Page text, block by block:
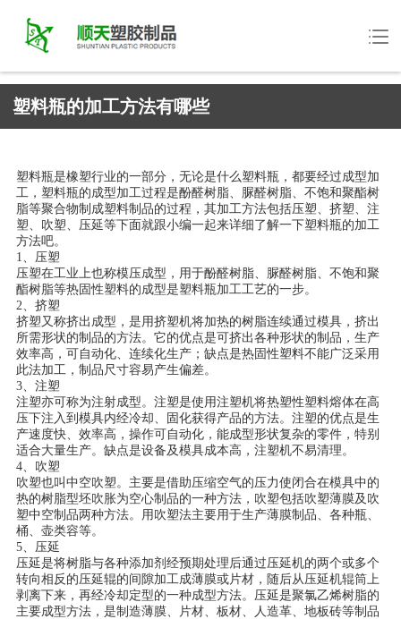
塑料瓶的加工方法有哪些
塑料瓶是橡塑行业的一部分，无论是什么塑料瓶，都要经过成型加
工，塑料瓶的成型加工过程是酚醛树脂、脲醛树脂、不饱和聚酯树
脂等聚合物制成塑料制品的过程，其加工方法包括压塑、挤塑、注
塑、吹塑、压延等下面就跟小编一起来详细了解一下塑料瓶的加工
方法吧。
1、压塑
压塑在工业上也称模压成型，用于酚醛树脂、脲醛树脂、不饱和聚
酯树脂等热固性塑料的成型是塑料瓶加工工艺的一步。
2、挤塑
挤塑又称挤出成型，是用挤塑机将加热的树脂连续通过模具，挤出
所需形状的制品的方法。它的优点是可挤出各种形状的制品，生产
效率高，可自动化、连续化生产；缺点是热固性塑料不能广泛采用
此法加工，制品尺寸容易产生偏差。
3、注塑
注塑亦可称为注射成型。注塑是使用注塑机将热塑性塑料熔体在高
压下注入到模具内经冷却、固化获得产品的方法。注塑的优点是生
产速度快、效率高，操作可自动化，能成型形状复杂的零件，特别
适合大量生产。缺点是设备及模具成本高，注塑机不易清理。
4、吹塑
吹塑也叫中空吹塑。主要是借助压缩空气的压力使闭合在模具中的
热的树脂型坯吹胀为空心制品的一种方法，吹塑包括吹塑薄膜及吹
塑中空制品两种方法。用吹塑法主要用于生产薄膜制品、各种瓶、
桶、壶类容等。
5、压延
压延是将树脂与各种添加剂经预期处理后通过压延机的两个或多个
转向相反的压延辊的间隙加工成薄膜或片材，随后从压延机辊筒上
剥离下来，再经冷却定型的一种成型方法。压延是聚氯乙烯树脂的
主要成型方法，是制造薄膜、片材、板材、人造革、地板砖等制品